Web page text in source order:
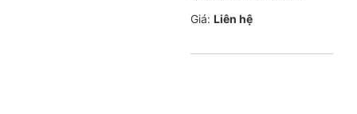
Giá: Liên hệ